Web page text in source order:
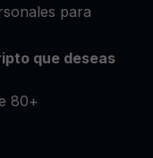
para
que deseas
80+